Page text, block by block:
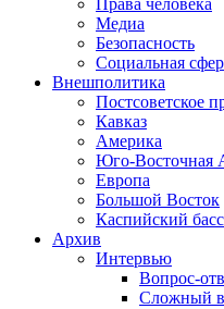
Права человека
Медиа
Безопасность
Социальная
Внешполитика
Постсоветское
Кавказ
Америка
Юго-Восточная
Европа
Большой Восток
Каспийский
Архив
Интервью
Вопрос-
Сложный